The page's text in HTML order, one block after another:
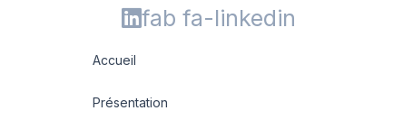
fab fa-linkedin
Accueil
Présentation